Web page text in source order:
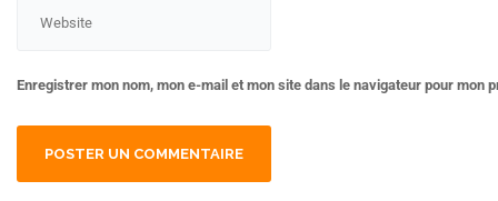
Enregistrer mon nom, mon e-mail et mon site dans le navigateur pour mon